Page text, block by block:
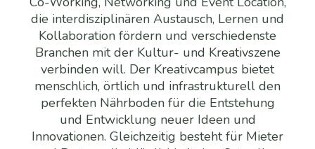
die interdisziplinären Austausch, Lernen und
Kollaboration fördern und verschiedenste
Branchen mit der Kultur- und Kreativszene
verbinden will. Der Kreativcampus bietet
menschlich, örtlich und infrastrukturell den
perfekten Nährboden für die Entstehung
und Entwicklung neuer Ideen und
Innovationen. Gleichzeitig besteht für Mieter